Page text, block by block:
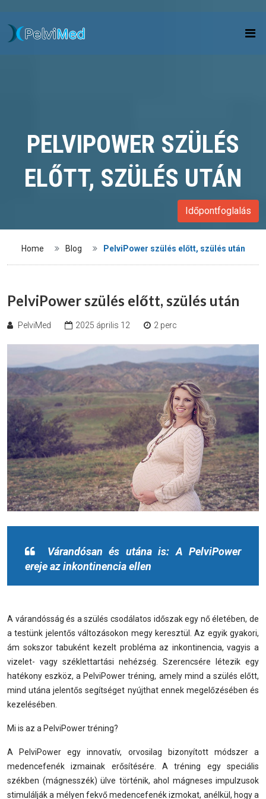
PELVIPOWER SZÜLÉS
ELŐTT, SZÜLÉS UTÁN
Időpontfoglalás
Home Blog PelviPower szülés előtt, szülés után
PelviPower szülés előtt, szülés után
PelviMed 2025 április 12 2 perc
Várandósan és utána is: A PelviPower
ereje az inkontinencia ellen
A várandósság és a szülés csodálatos időszak egy nő életében, de
a testünk jelentős változásokon megy keresztül. Az egyik gyakori,
ám sokszor tabuként kezelt probléma az inkontinencia, vagyis a
vizelet- vagy széklettartási nehézség. Szerencsére létezik egy
hatékony eszköz, a PelviPower tréning, amely mind a szülés előtt,
mind utána jelentős segítséget nyújthat ennek megelőzésében és
kezelésében.
Mi is az a PelviPower tréning?
A PelviPower egy innovatív, orvosilag bizonyított módszer a
medencefenék izmainak erősítésére. A tréning egy speciális
székben (mágnesszék) ülve történik, ahol mágneses impulzusok
stimulálják a mélyen fekvő medencefenék izmokat, anélkül, hogy a